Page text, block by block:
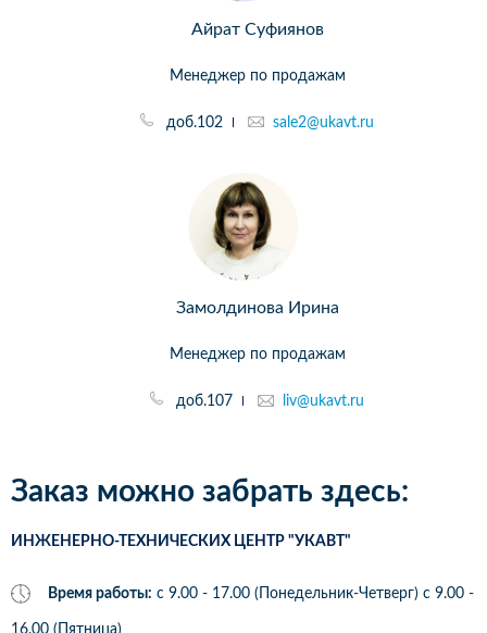
Айрат Суфиянов
Менеджер по продажам
доб.102 sale2@ukavt.ru
Замолдинова Ирина
Менеджер по продажам
доб.107 liv@ukavt.ru
Заказ можно забрать здесь:
ИНЖЕНЕРНО-ТЕХНИЧЕСКИХ ЦЕНТР "УКАВТ"
Время работы: с 9.00 - 17.00 (Понедельник-Четверг) c 9.00 -